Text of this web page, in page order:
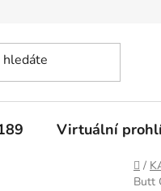
Virtuální
/
Butt